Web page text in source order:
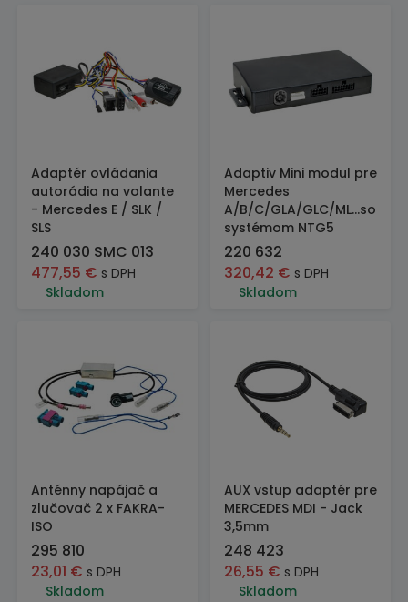
Adaptér ovládania
autorádia na volante
- Mercedes E / SLK /
SLS
240 030 SMC 013
477,55 € s DPH
Skladom
Adaptiv Mini modul pre
Mercedes
A/B/C/GLA/GLC/ML...so
systémom NTG5
220 632
320,42 € s DPH
Skladom
Anténny napájač a
zlučovač 2 x FAKRA-
ISO
295 810
23,01 € s DPH
Skladom
AUX vstup adaptér pre
MERCEDES MDI - Jack
3,5mm
248 423
26,55 € s DPH
Skladom